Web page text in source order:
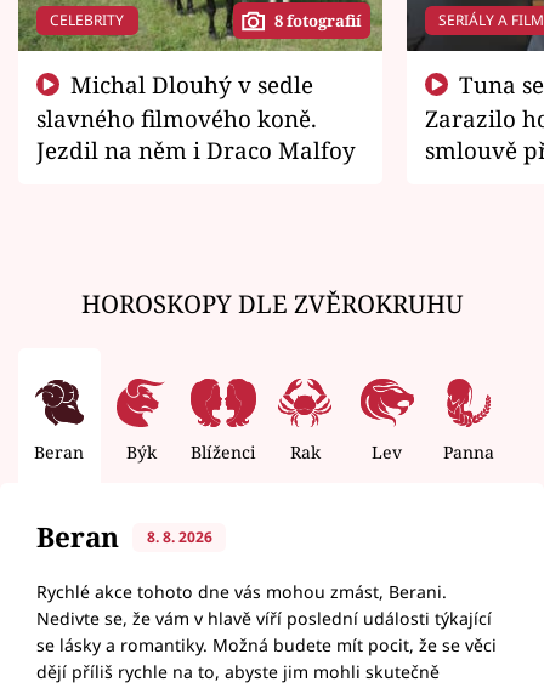
CELEBRITY 8 fotografií
slavného filmového koně.
Jezdil na něm i Draco Malfoy
SERIÁLY A
Zarazilo
smlouvě
HOROSKOPY DLE ZVĚROKRUHU
Beran Býk Blíženci Rak Lev Panna
Beran 8. 8. 2026
Rychlé akce tohoto dne vás mohou zmást, Berani.
Nedivte se, že vám v hlavě víří poslední události týkající
se lásky a romantiky. Možná budete mít pocit, že se věci
dějí příliš rychle na to, abyste jim mohli skutečně